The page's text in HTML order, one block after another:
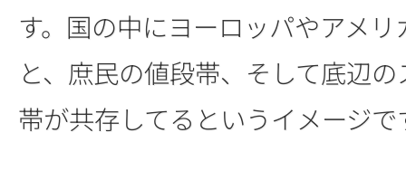
す。国の中にヨーロッパやアメ
と、庶民の値段帯、そして底辺
帯が共存してるというイメージで